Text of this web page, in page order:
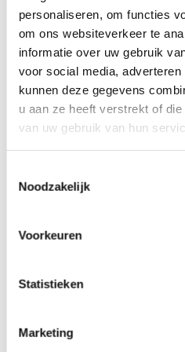
personaliseren, om functies
om ons websiteverkeer te
informatie over uw gebruik
voor social media,
kunnen deze gegevens
u aan ze heeft verstrekt of
van uw gebruik van hun
Noodzakelijk
Voorkeuren
Statistieken
Marketing
toe
aan
30x45cm
30x45cm
Voor 16:00 besteld, dezelfde
dag verzonden